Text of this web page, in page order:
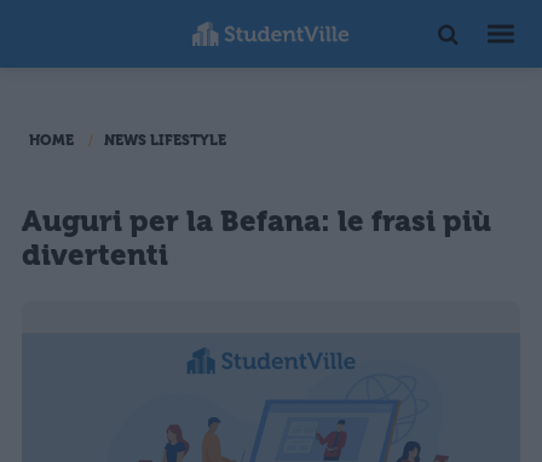
HOME NEWS LIFESTYLE
Auguri per la Befana: le frasi più
divertenti